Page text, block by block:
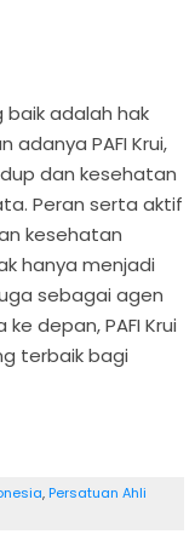
adalah hak
adanya PAFI Krui,
dan kesehatan
Peran serta aktif
kesehatan
hanya menjadi
sebagai agen
depan, PAFI Krui
terbaik bagi
, Persatuan Ahli